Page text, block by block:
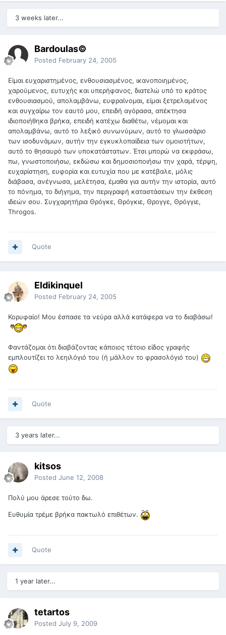
3 weeks later...
Bardoulas©
Posted February 24, 2005
Είμαι ευχαριστημένος, ενθουσιασμένος, ικανοποιημένος,
χαρούμενος, ευτυχής και υπερήφανος, διατελώ υπό το κράτος
ενθουσιασμού, απολαμβάνω, ευφραίνομαι, είμαι ξετρελαμένος
και συγχαίρω τον εαυτό μου, επειδή αγόρασα, απέκτησα
ιδιοποιήθηκα βρήκα, επειδή κατέχω διαθέτω, νέμομαι και
απολαμβάνω, αυτό το λεξικό συνωνύμων, αυτό το γλωσσάριο
των ισοδυνάμων, αυτήν την εγκυκλοπαίδεια των ομοιοτήτων,
αυτό το θησαυρό των υποκατάστατων. Έτσι μπορώ να εκφράσω,
πω, γνωστοποιήσω, εκδώσω και δημοσιοποιήσω την χαρά, τέρψη,
ευχαρίστηση, ευφορία και ευτυχία που με κατέβαλε, μόλις
διάβασα, ανέγνωσα, μελέτησα, έμαθα για αυτήν την ιστορία, αυτό
το πόνημα, το διήγημα, την περιγραφή καταστάσεων την έκθεση
ιδεών σου. Συγχαρητήρια Θρόγκε, Θρόγκιε, Θρογγε, Θρόγγιε,
Throgos.
Quote
Eldikinquel
Posted February 24, 2005
Κορυφαίο! Μου έσπασε τα νεύρα αλλά κατάφερα να το διαβάσω!
Φαντάζομαι ότι διαβάζοντας κάποιος τέτοιο είδος γραφής
εμπλουτίζει το λεηιλόγιό του (ή μάλλον το φρασολόγιό του)
Quote
3 years later...
kitsos
Posted June 12, 2008
Πολύ μου άρεσε τούτο δω.
Ευθυμία τρέμε βρήκα πακτωλό επιθέτων.
Quote
1 year later...
tetartos
Posted July 9, 2009